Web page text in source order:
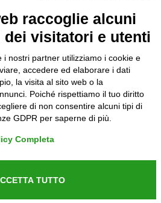
Privacy
GDPR (679/2016)
Reclami
ed Indennizzi
raccoglie alcuni
dei visitatori e utenti
i nostri partner utilizziamo i cookie e
accedere ed elaborare i dati
la visita al sito web o la
Poiché rispettiamo il tuo diritto
di non consentire alcuni tipi di
GDPR per saperne di più.
Completa
TUTTO